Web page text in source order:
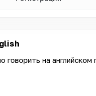
говорить на